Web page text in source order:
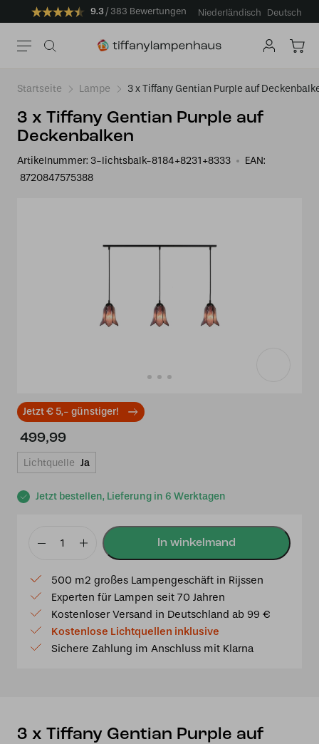
9.3 383 Bewertungen Niederländisch Deutsch
Startseite Lampe 3 x Tiffany Gentian Purple auf
3 x Tiffany Gentian Purple auf
Deckenbalken
Artikelnummer: 3-lichtsbalk-8184+8231+8333
EAN:
8720847575388
Jetzt € 5,- günstiger!
Jetzt bestellen, Lieferung in 6 Werktagen
499,99
Lichtquelle Ja
Tiffany
Gentian
Purple
auf
Deckenbalken
500 m2 großes Lampengeschäft in Rijssen
Experten für Lampen seit 70 Jahren
Kostenloser Versand in Deutschland ab 99 €
Kostenlose Lichtquellen inklusive
Sichere Zahlung im Anschluss mit Klarna
3 x Tiffany Gentian Purple auf